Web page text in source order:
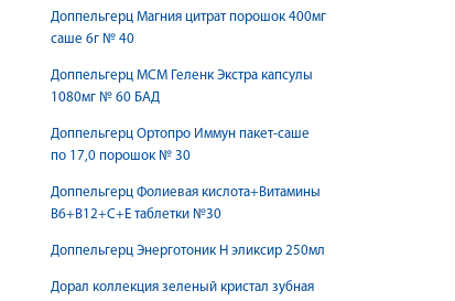
Доппельгерц Магния цитрат порошок 400мг
саше 6г № 40
Доппельгерц МСМ Геленк Экстра капсулы
1080мг № 60 БАД
Доппельгерц Ортопро Иммун пакет-саше
по 17,0 порошок № 30
Доппельгерц Фолиевая кислота+Витамины
В6+В12+С+Е таблетки №30
Доппельгерц Энерготоник Н эликсир 250мл
Дорал коллекция зеленый кристал зубная